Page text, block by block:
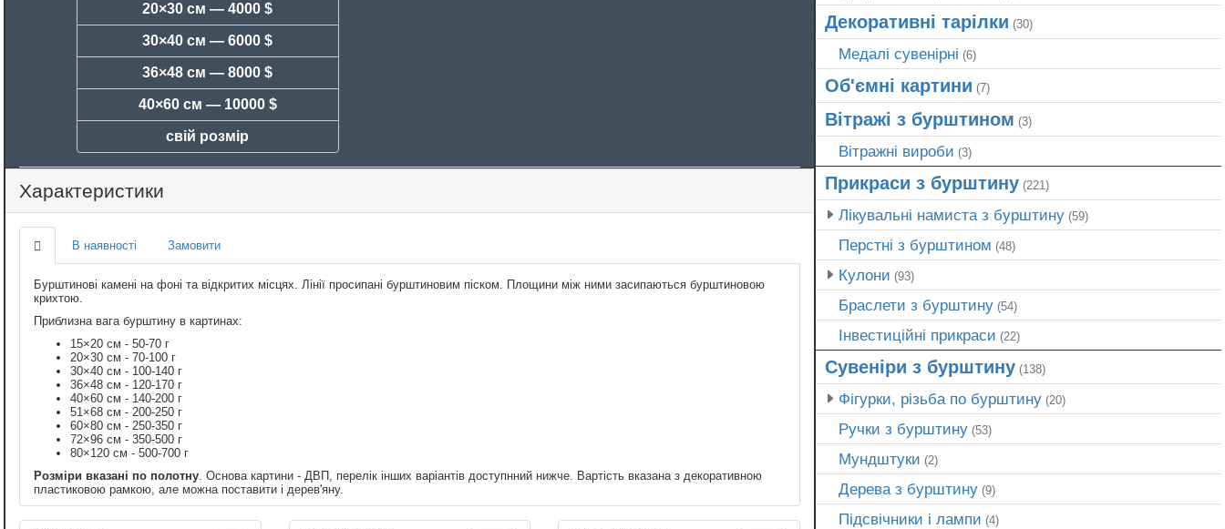
20×30 см —4000 $
30×40 см —6000 $
36×48 см —8000 $
40×60 см — 10000 $
свій розмір
Характеристики
В наявності Замовити
Бурштинові камені на фоні та відкритих місцях. Лінії просипані бурштиновим піском. Площини між ними засипаються бурштиновою
крихтою.
Приблизна вага бурштину в картинах:
15×20 см - 50-70 г
20×30 см - 70-100 г
30×40 см - 100-140 г
36×48 см - 120-170 г
40×60 см - 140-200 г
51×68 см - 200-250 г
60×80 см - 250-350 г
72×96 см - 350-500 г
80×120 см - 500-700 г
Розміри вказані по полотну. Основа картини - ДВП, перелік інших варіантів доступнний нижче. Вартість вказана з декоративною
пластиковою рамкою, але можна поставити і дерев'яну.
Декоративні тарілки (30)
Медалі сувенірні (6)
Об'ємні картини (7)
Вітражі з бурштином (3)
Вітражні вироби (3)
Прикраси з бурштину(221)
Лікувальні намиста з бурштину(59)
Перстні з бурштином (48)
Кулони (93)
Браслети з бурштину(54)
Інвестиційні прикраси (22)
Сувеніри з бурштину(138)
Фігурки, різьба по бурштину(20)
Ручки з бурштину(53)
Мундштуки (2)
Дерева з бурштину(9)
Підсвічники і лампи (4)